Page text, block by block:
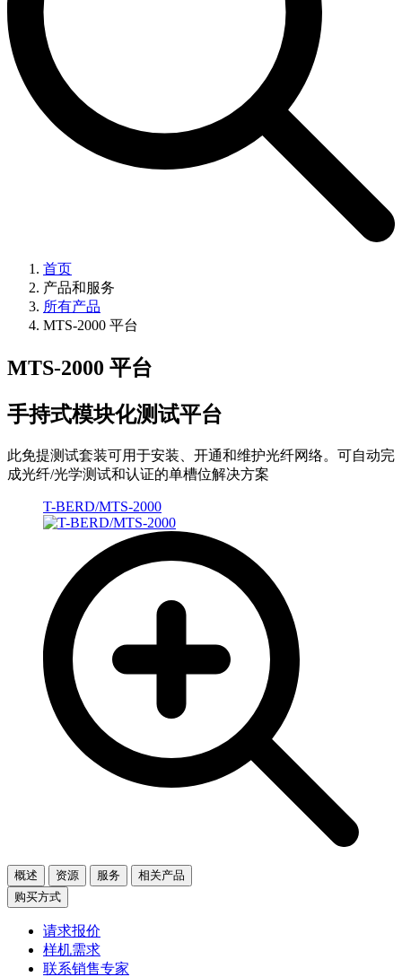
首页
产品和服务
所有产品
MTS-2000 平台
MTS-2000 平台
手持式模块化测试平台
此免提测试套装可用于安装、开通和维护光纤网络。可自动完
成光纤/光学测试和认证的单槽位解决方案
T-BERD/MTS-2000
概述 资源 服务
相关产品
购买方式
请求报价
样机需求
联系销售专家